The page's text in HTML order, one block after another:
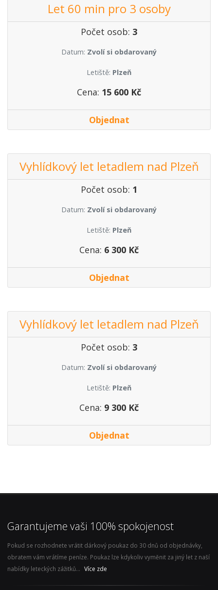
Let 60 min pro 3 osoby
Počet osob: 3
Datum: Zvolí si obdarovaný
Letiště: Plzeň
Cena: 15 600 Kč
Objednat
Vyhlídkový let letadlem nad Plzeň
Počet osob: 1
Datum: Zvolí si obdarovaný
Letiště: Plzeň
Cena: 6 300 Kč
Objednat
Vyhlídkový let letadlem nad Plzeň
Počet osob: 3
Datum: Zvolí si obdarovaný
Letiště: Plzeň
Cena: 9 300 Kč
Objednat
Garantujeme vaši 100% spokojenost
Pokud se rozhodnete vrátit dárkový poukaz do 30 dnů od objednávky,
obratem vám vrátíme peníze. Poukaz lze kdykoliv vyměnit za jiný let z naší
nabídky leteckých zážitků... Více zde